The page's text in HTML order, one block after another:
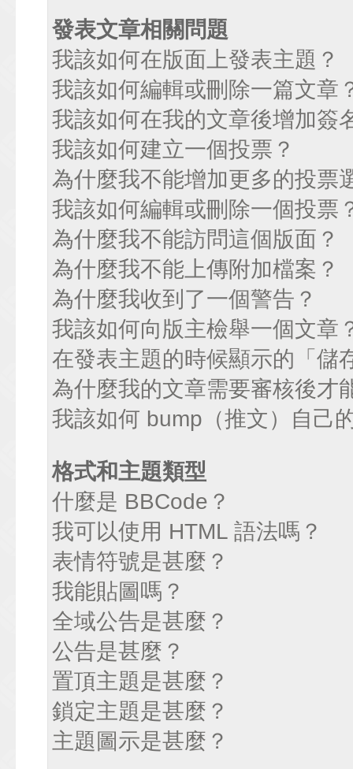
發表文章相關問題
我該如何在版面上發表主題？
我該如何編輯或刪除一篇文章
我該如何在我的文章後增加簽
我該如何建立一個投票？
為什麼我不能增加更多的投票
我該如何編輯或刪除一個投票
為什麼我不能訪問這個版面？
為什麼我不能上傳附加檔案？
為什麼我收到了一個警告？
我該如何向版主檢舉一個文章
在發表主題的時候顯示的「儲
為什麼我的文章需要審核後才
我該如何 bump（推文）自己
格式和主題類型
什麼是 BBCode？
我可以使用 HTML 語法嗎？
表情符號是甚麼？
我能貼圖嗎？
全域公告是甚麼？
公告是甚麼？
置頂主題是甚麼？
鎖定主題是甚麼？
主題圖示是甚麼？